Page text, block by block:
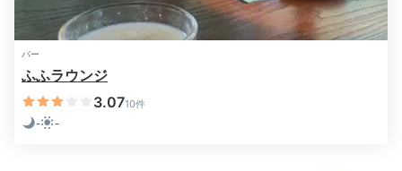
バー
ふふラウンジ
3.0710件
-
-